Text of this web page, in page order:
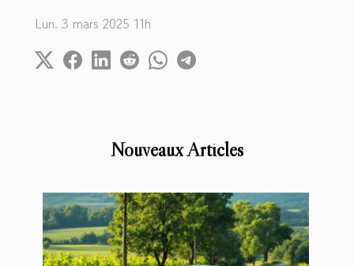
Nouveaux Articles
Lun. 3 mars 2025 11h